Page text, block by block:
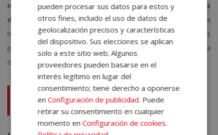
mantener la mente fría, en calma, y concentrarse en los
detalles
incluso cuando su contexto es de alta tensión. Para
hacerlo, hay que cultivar la práctica y la formación, lo que nos
permite gestionar la carga emocional del trabajo sin perder la
objetividad.
Estas son las claves delderecho penal
¡descubre qué es, tipos y más!
pueden procesar sus datos para estos y
otros fines, incluido el uso de datos de
geolocalización precisos y características
del dispositivo. Sus elecciones se aplican
solo a este sitio web. Algunos
proveedores pueden basarse en el
interés legítimo en lugar del
consentimiento; tiene derecho a oponerse
enConfiguración de publicidad. Puede
retirar su consentimiento en cualquier
momento enConfiguración de cookies.